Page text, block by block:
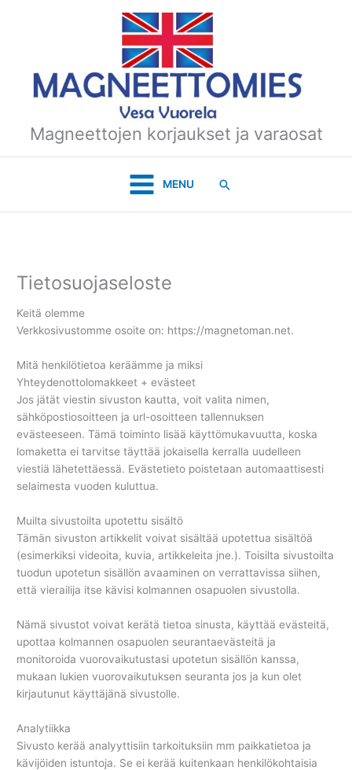
Magneettojen korjaukset ja varaosat
MENU Hae
Tietosuojaseloste
Keitä olemme
Verkkosivustomme osoite on: https://magnetoman.net.
Mitä henkilötietoa keräämme ja miksi
Yhteydenottolomakkeet + evästeet
Jos jätät viestin sivuston kautta, voit valita nimen,
sähköpostiosoitteen ja url-osoitteen tallennuksen
evästeeseen. Tämä toiminto lisää käyttömukavuutta, koska
lomaketta ei tarvitse täyttää jokaisella kerralla uudelleen
viestiä lähetettäessä. Evästetieto poistetaan automaattisesti
selaimesta vuoden kuluttua.
Muilta sivustoilta upotettu sisältö
Tämän sivuston artikkelit voivat sisältää upotettua sisältöä
(esimerkiksi videoita, kuvia, artikkeleita jne.). Toisilta sivustoilta
tuodun upotetun sisällön avaaminen on verrattavissa siihen,
että vierailija itse kävisi kolmannen osapuolen sivustolla.
Nämä sivustot voivat kerätä tietoa sinusta, käyttää evästeitä,
upottaa kolmannen osapuolen seurantaevästeitä ja
monitoroida vuorovaikutustasi upotetun sisällön kanssa,
mukaan lukien vuorovaikutuksen seuranta jos ja kun olet
kirjautunut käyttäjänä sivustolle.
Analytiikka
Sivusto kerää analyyttisiin tarkoituksiin mm paikkatietoa ja
kävijöiden istuntoja. Se ei kerää kuitenkaan henkilökohtaisia